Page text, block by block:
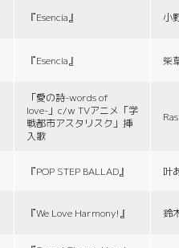
『Esencia』 小
『Esencia』 柴
「愛の詩-words of
love-」c/w TVアニメ「学
戦都市アスタリスク」挿
入歌
『POP STEP BALLAD』 叶
『We Love Harmony!』 鈴